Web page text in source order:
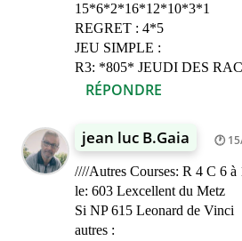
15*6*2*16*12*10*3*1
REGRET : 4*5
JEU SIMPLE :
R3: *805* JEUDI DES
RÉPONDRE
jean luc B.Gaia
////Autres Courses: R 4 C 6 à
le: 603 Lexcellent du Metz
Si NP 615 Leonard de Vinci
autres :